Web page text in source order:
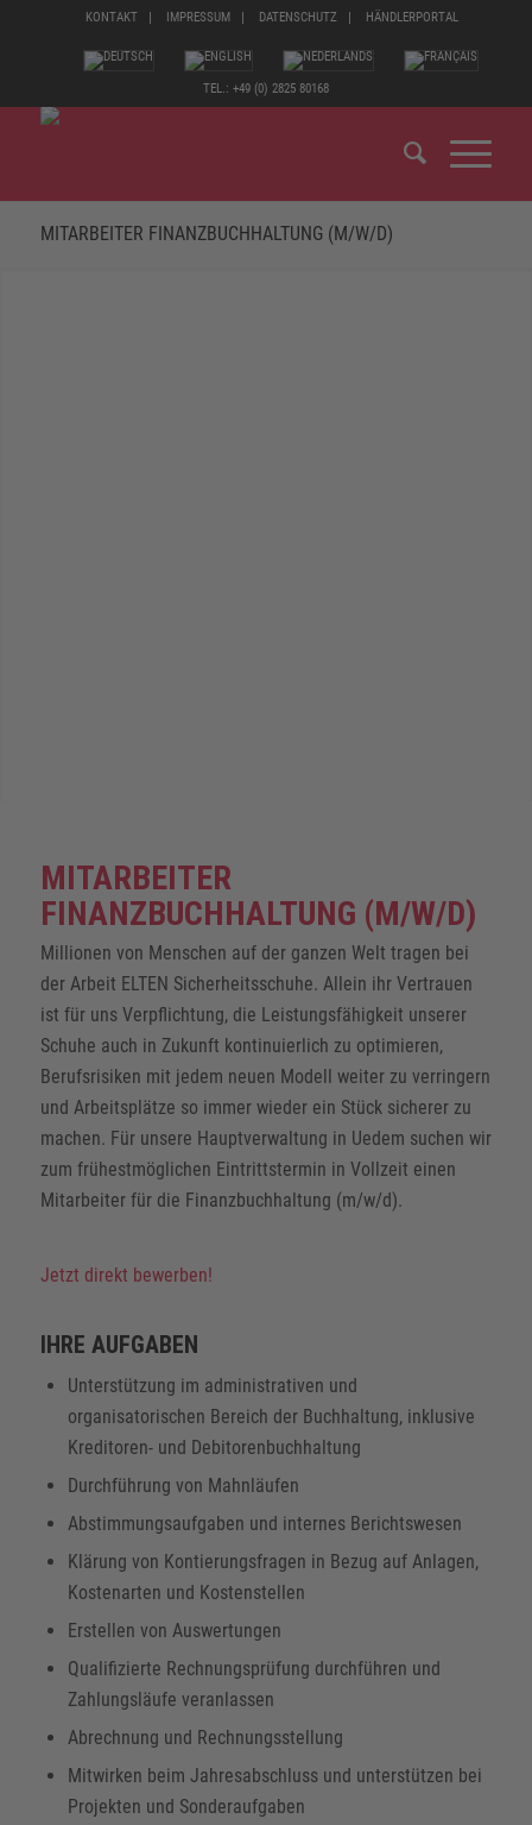
KONTAKT IMPRESSUM DATENSCHUTZ HÄNDLERPORTAL
TEL.: +49 (0) 2825 80168
MITARBEITER FINANZBUCHHALTUNG (M/W/D)
MITARBEITER
FINANZBUCHHALTUNG (M/W/D)
Millionen von Menschen auf der ganzen Welt tragen bei
der Arbeit ELTEN Sicherheitsschuhe. Allein ihr Vertrauen
ist für uns Verpflichtung, die Leistungsfähigkeit unserer
Schuhe auch in Zukunft kontinuierlich zu optimieren,
Berufsrisiken mit jedem neuen Modell weiter zu verringern
und Arbeitsplätze so immer wieder ein Stück sicherer zu
machen. Für unsere Hauptverwaltung in Uedem suchen wir
zum frühestmöglichen Eintrittstermin in Vollzeit einen
Mitarbeiter für die Finanzbuchhaltung (m/w/d).
Jetzt direkt bewerben!
IHRE AUFGABEN
Unterstützung im administrativen und
organisatorischen Bereich der Buchhaltung, inklusive
Kreditoren- und Debitorenbuchhaltung
Durchführung von Mahnläufen
Abstimmungsaufgaben und internes Berichtswesen
Klärung von Kontierungsfragen in Bezug auf Anlagen,
Kostenarten und Kostenstellen
Erstellen von Auswertungen
Qualifizierte Rechnungsprüfung durchführen und
Zahlungsläufe veranlassen
Abrechnung und Rechnungsstellung
Mitwirken beim Jahresabschluss und unterstützen bei
Projekten und Sonderaufgaben